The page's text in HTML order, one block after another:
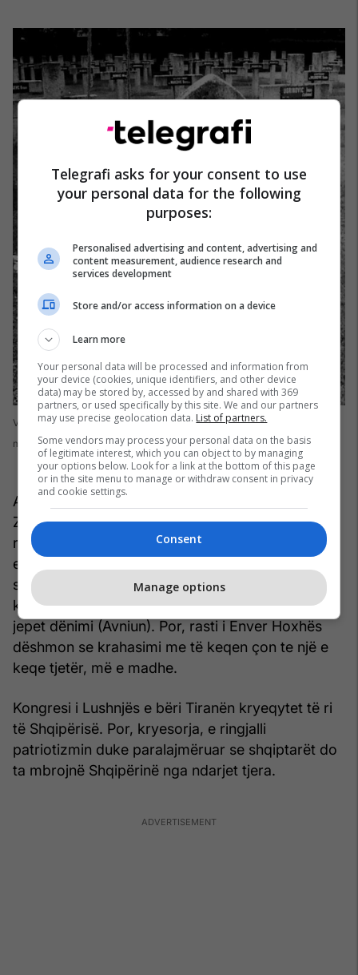
Varri i Esat Pashë Toptanit, në Paris, në varrezën e ushtarëve serbë e
malazezë
Avni Rustemi ishte majtist. Ishte hero për Ahmet
Zogun, pastaj për Fan Nolin e, mbi të gjitha, për
regjimin komunist të Enver Hoxhës. Të gjithë këta
e projektuan një armik që nuk e do të mirën e
shqiptarit (Esatin) dhe një hero që kërcënon se
kundërshtarëve, atyre që mendojnë ndryshe, u
jepet dënimi (Avniun). Por, rasti i Enver Hoxhës
dëshmon se krahasimi me të keqen çon te një e
keqe tjetër, më e madhe.
Kongresi i Lushnjës e bëri Tiranën kryeqytet të ri
të Shqipërisë. Por, kryesorja, e ringjalli
patriotizmin duke paralajmëruar se shqiptarët do
ta mbrojnë Shqipërinë nga ndarjet tjera.
Telegrafi asks for your consent to use
your personal data for the following
purposes:
Personalised advertising and content, advertising and
content measurement, audience research and
services development
Store and/or access information on a device
Learn more
Your personal data will be processed and information from
your device (cookies, unique identifiers, and other device
data) may be stored by, accessed by and shared with 369
partners, or used specifically by this site. We and our partners
may use precise geolocation data. List of partners.
Some vendors may process your personal data on the basis
of legitimate interest, which you can object to by managing
your options below. Look for a link at the bottom of this page
or in the site menu to manage or withdraw consent in privacy
and cookie settings.
Consent
Manage options